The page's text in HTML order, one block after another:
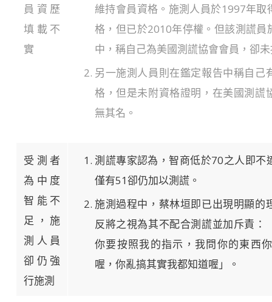
員資歷
填載不
實
維持會員資格。施測人員於1997年取
格，但已於2010年停權。但該測謊員
中，稱自己為美國測謊協會會員，卻
另一施測人員則在鑑定報告中稱自己
格，但是未附資格證明，在美國測謊
無其名。
受測者
為中度
智能不
足，施
測人員
卻仍強
行施測
測謊專家認為，智商低於70之人即不
僅有51卻仍加以測謊。
施測過程中，蔡林垣即已出現明顯的
反將之視為其不配合測謊並加斥責：
你要按照我的指示，我問你的東西
喔，你亂搞其實我都知道喔」。